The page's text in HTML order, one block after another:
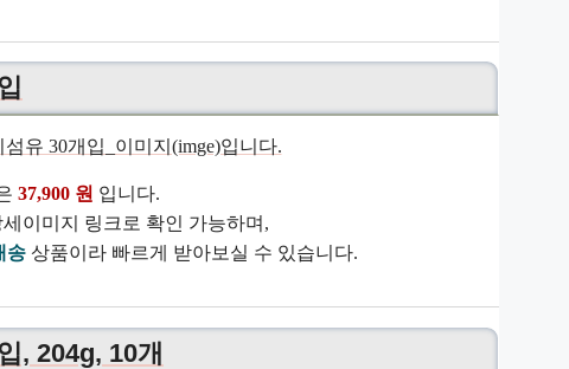
37,900 원 입니다.
이미지 링크로 확인 가능하며,
송상품이라 빠르게 받아보실 수 있습니다.
, 204g, 10개